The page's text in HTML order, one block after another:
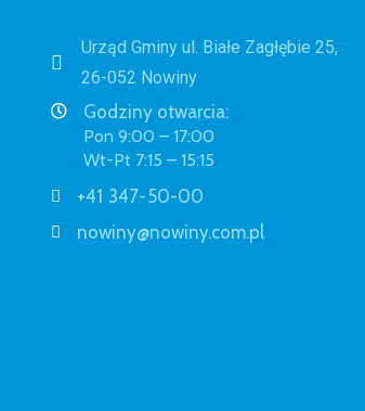
Urząd Gminy ul. Białe Zagłębie 25,
26-052 Nowiny
Godziny otwarcia:
Pon 9:00 – 17:00
Wt-Pt 7:15 – 15:15
+41 347-50-00
nowiny@nowiny.com.pl